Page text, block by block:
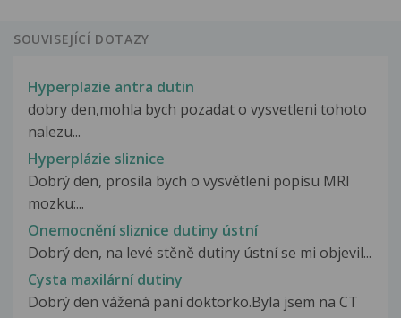
SOUVISEJÍCÍ DOTAZY
Hyperplazie antra dutin
dobry den,mohla bych pozadat o vysvetleni tohoto
nalezu...
Hyperplázie sliznice
Dobrý den, prosila bych o vysvětlení popisu MRI
mozku:...
Onemocnění sliznice dutiny ústní
Dobrý den, na levé stěně dutiny ústní se mi objevil...
Cysta maxilární dutiny
Dobrý den vážená paní doktorko.Byla jsem na CT